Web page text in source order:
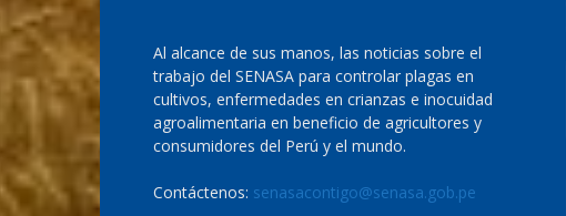
Al alcance de sus manos, las noticias sobre el
trabajo del SENASA para controlar plagas en
cultivos, enfermedades en crianzas e inocuidad
agroalimentaria en beneficio de agricultores y
consumidores del Perú y el mundo.
Contáctenos: senasacontigo@senasa.gob.pe